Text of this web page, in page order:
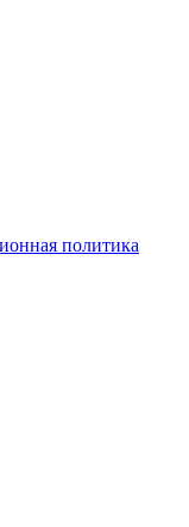
политика